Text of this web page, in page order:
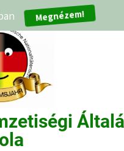
Megnézem!